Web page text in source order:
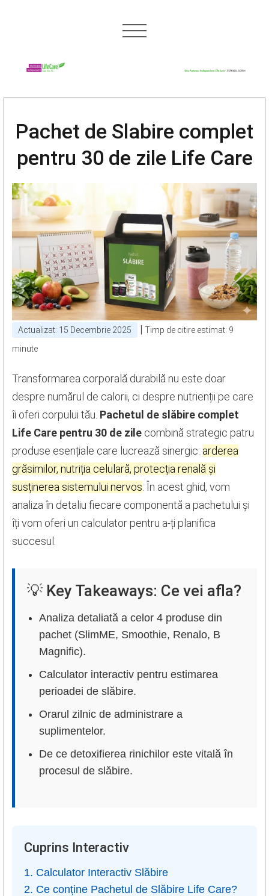
Pachet de Slabire complet
pentru 30 de zile Life Care
Actualizat: 15 Decembrie 2025 |Timp de citire estimat: 9
minute
Transformarea corporală durabilă nu este doar
despre numărul de calorii, ci despre nutrienții pe care
îi oferi corpului tău. Pachetul de slăbire complet
Life Care pentru 30 de zile combină strategic patru
produse esențiale care lucrează sinergic: arderea
grăsimilor, nutriția celulară, protecția renală și
susținerea sistemului nervos . În acest ghid, vom
analiza în detaliu fiecare componentă a pachetului și
îți vom oferi un calculator pentru a-ți planifica
succesul.
💡 Key Takeaways: Ce vei afla?
Analiza detaliată a celor 4 produse din
pachet (SlimME, Smoothie, Renalo, B
Magnific).
Calculator interactiv pentru estimarea
perioadei de slăbire.
Orarul zilnic de administrare a
suplimentelor.
De ce detoxifierea rinichilor este vitală în
procesul de slăbire.
Cuprins Interactiv
1. Calculator Interactiv Slăbire
2. Ce conține Pachetul de Slăbire Life Care?